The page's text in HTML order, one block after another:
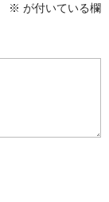
※ が付いている欄